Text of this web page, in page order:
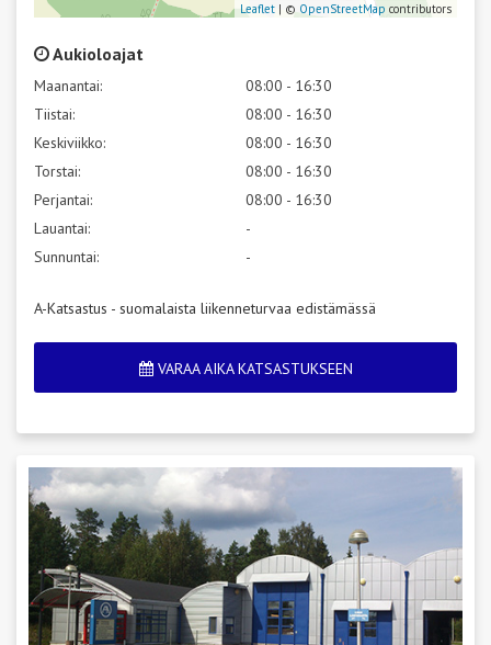
Leaflet | © OpenStreetMap contributors
Aukioloajat
Maanantai:
08:00 - 16:30
Tiistai:
08:00 - 16:30
Keskiviikko:
08:00 - 16:30
Torstai:
08:00 - 16:30
Perjantai:
08:00 - 16:30
Lauantai:
-
Sunnuntai:
-
A-Katsastus - suomalaista liikenneturvaa edistämässä
VARAA AIKA KATSASTUKSEEN